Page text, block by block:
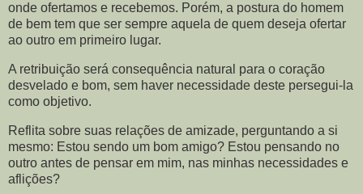
onde ofertamos e recebemos. Porém, a postura do homem
de bem tem que ser sempre aquela de quem deseja ofertar
ao outro em primeiro lugar.
A retribuição será consequência natural para o coração
desvelado e bom, sem haver necessidade deste persegui-la
como objetivo.
Reflita sobre suas relações de amizade, perguntando a si
mesmo: Estou sendo um bom amigo? Estou pensando no
outro antes de pensar em mim, nas minhas necessidades e
aflições?